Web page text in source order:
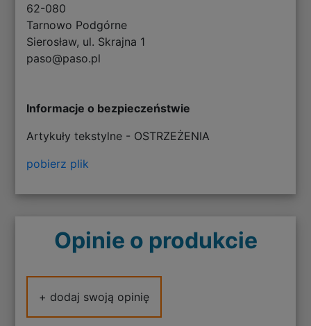
62-080
Tarnowo Podgórne
Sierosław, ul. Skrajna 1
paso@paso.pl
Informacje o bezpieczeństwie
Artykuły tekstylne - OSTRZEŻENIA
pobierz plik
Opinie o produkcie
+ dodaj swoją opinię